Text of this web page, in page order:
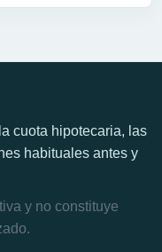
cuota hipotecaria, las
habituales antes y
y no constituye